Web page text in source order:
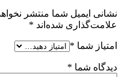
نشانی ایمیل شما منتشر
علامت‌گذاری شده‌اند *
امتیاز شما *
دیدگاه شما *